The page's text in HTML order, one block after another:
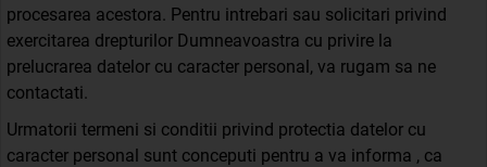
procesarea acestora. Pentru intrebari sau solicitari privind
exercitarea drepturilor Dumneavoastra cu privire la
prelucrarea datelor cu caracter personal, va rugam sa ne
contactati.
Urmatorii termeni si conditii privind protectia datelor cu
caracter personal sunt conceputi pentru a va informa , ca